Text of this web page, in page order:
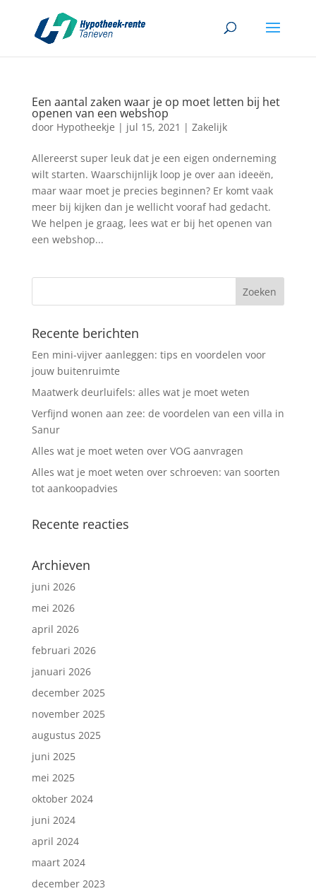
Een aantal zaken waar je op moet letten bij het
openen van een webshop
door Hypotheekje | jul 15, 2021 | Zakelijk
Allereerst super leuk dat je een eigen onderneming
wilt starten. Waarschijnlijk loop je over aan ideeën,
maar waar moet je precies beginnen? Er komt vaak
meer bij kijken dan je wellicht vooraf had gedacht.
We helpen je graag, lees wat er bij het openen van
een webshop...
Recente berichten
Een mini-vijver aanleggen: tips en voordelen voor
jouw buitenruimte
Maatwerk deurluifels: alles wat je moet weten
Verfijnd wonen aan zee: de voordelen van een villa in
Sanur
Alles wat je moet weten over VOG aanvragen
Alles wat je moet weten over schroeven: van soorten
tot aankoopadvies
Recente reacties
Archieven
juni 2026
mei 2026
april 2026
februari 2026
januari 2026
december 2025
november 2025
augustus 2025
juni 2025
mei 2025
oktober 2024
juni 2024
april 2024
maart 2024
december 2023